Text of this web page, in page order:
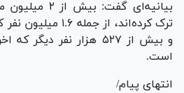
بیانیه‌ای گفت:
ترک کرده‌اند، از
و بیش از ۵۲۷ هزار نفر
است.
انتهای پیام/